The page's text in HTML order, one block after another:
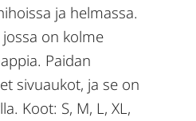
ja helmassa.
on kolme
Paidan
sivuaukot, ja se on
Koot: S, M, L, XL,